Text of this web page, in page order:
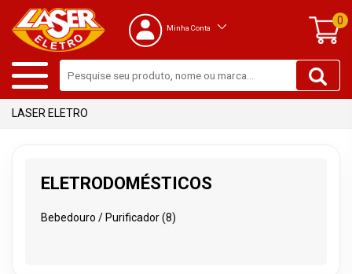
Minha Conta
0
ELETRODOMÉSTICOS
Bebedouro / Purificador (8)